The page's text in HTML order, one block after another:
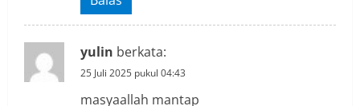
d
i
yulin berkata:
25 Juli 2025 pukul 04:43
masyaallah mantap